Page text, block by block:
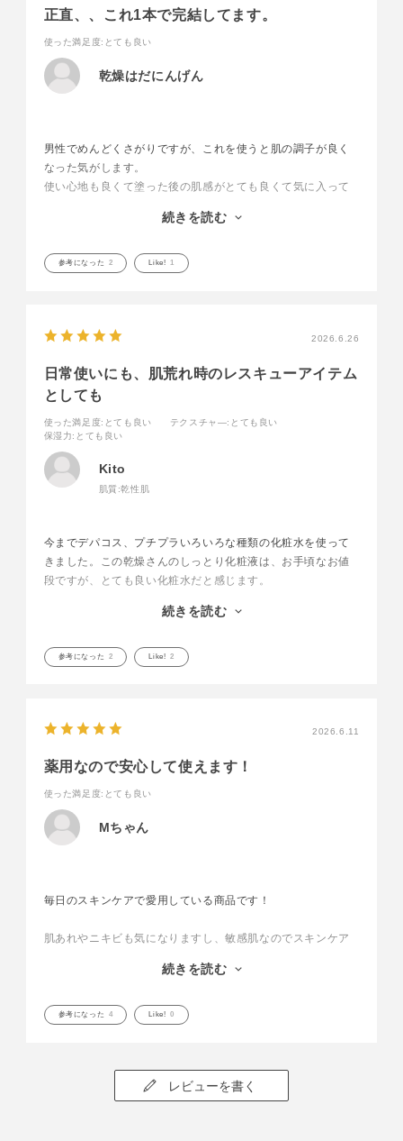
正直、、これ1本で完結してます。
使った満足度:とても良い
乾燥はだにんげん
男性でめんどくさがりですが、これを使うと肌の調子が良く
なった気がします。
使い心地も良くて塗った後の肌感がとても良くて気に入って
私みたいにスキンケアが面倒な男性にはこれ一本！っておす
続きを読む
参考になった 2 Like! 1
2026.6.26
日常使いにも、肌荒れ時のレスキューアイテム
としても
使った満足度:とても良い テクスチャ―:とても良い
保湿力:とても良い
Kito
肌質:乾性肌
今までデパコス、プチプラいろいろな種類の化粧水を使って
きました。この乾燥さんのしっとり化粧液は、お手頃なお値
段ですが、とても良い化粧水だと感じます。
たときも必ずこのしっとり化粧液に戻ってきます。刺激がな
少しとろみがあるテクスチャーで、肌につけると本当にしっ
続きを読む
参考になった 2 Like! 2
2026.6.11
薬用なので安心して使えます！
使った満足度:とても良い
Mちゃん
毎日のスキンケアで愛用している商品です！
肌あれやニキビも気になりますし、敏感肌なのでスキンケア
処方なので私の肌でも安心して使用できました！
「化粧液」という名の通り、しっとりとしたテクスチャーで
これからの夏の季節は冷房などによる隠れ乾燥も気になるの
続きを読む
参考になった 4 Like! 0
レビューを書く